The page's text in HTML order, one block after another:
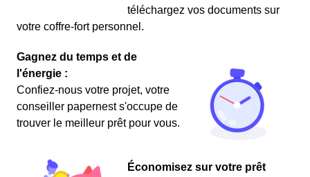
téléchargez vos documents sur
votre coffre-fort personnel.
Gagnez du temps et de
l'énergie :
Confiez-nous votre projet, votre
conseiller papernest s'occupe de
trouver le meilleur prêt pour vous.
Économisez sur votre prêt